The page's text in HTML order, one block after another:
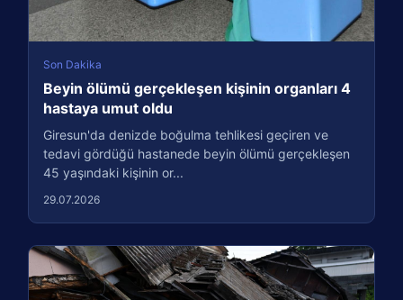
Son Dakika
Beyin ölümü gerçekleşen kişinin organları 4
hastaya umut oldu
Giresun'da denizde boğulma tehlikesi geçiren ve
tedavi gördüğü hastanede beyin ölümü gerçekleşen
45 yaşındaki kişinin or...
29.07.2026